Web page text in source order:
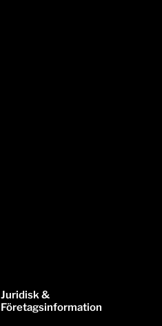
Juridisk &
Företagsinformation